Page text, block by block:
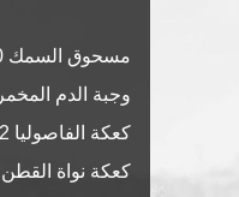
كعكة الفاصوليا 22%
كعكة نواة القطن 15%
مسحوق ثانوي 11%
دقيق الذرة 9.6%